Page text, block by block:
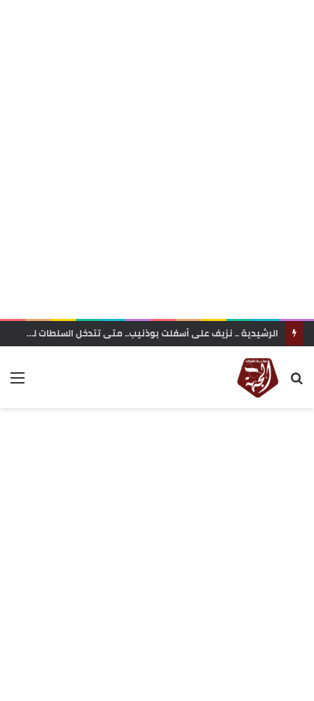
الرشيدية .. نزيف على أسفلت بوذنيب.. متى تتدخل السلطات لوقف حوادث السير ؟